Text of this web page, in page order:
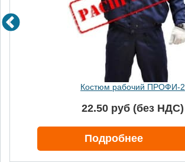
Костюм рабочий ПРОФИ-2
22.50 руб (без НДС)
Подробнее